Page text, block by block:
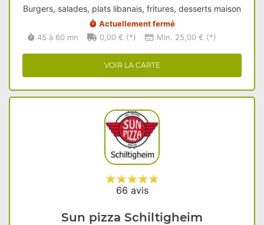
Burgers, salades, plats libanais, fritures, desserts maison
Actuellement fermé
45 à 60 mn
0,00 € (*) Min. 25,00 € (*)
VOIR LA CARTE
66 avis
Sun pizza Schiltigheim